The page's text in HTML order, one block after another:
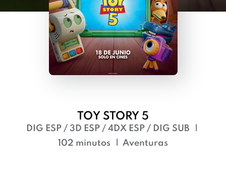
TOY STORY 5
DIG ESP / 3D ESP / 4DX ESP / DIG SUB
102 minutos
Aventuras